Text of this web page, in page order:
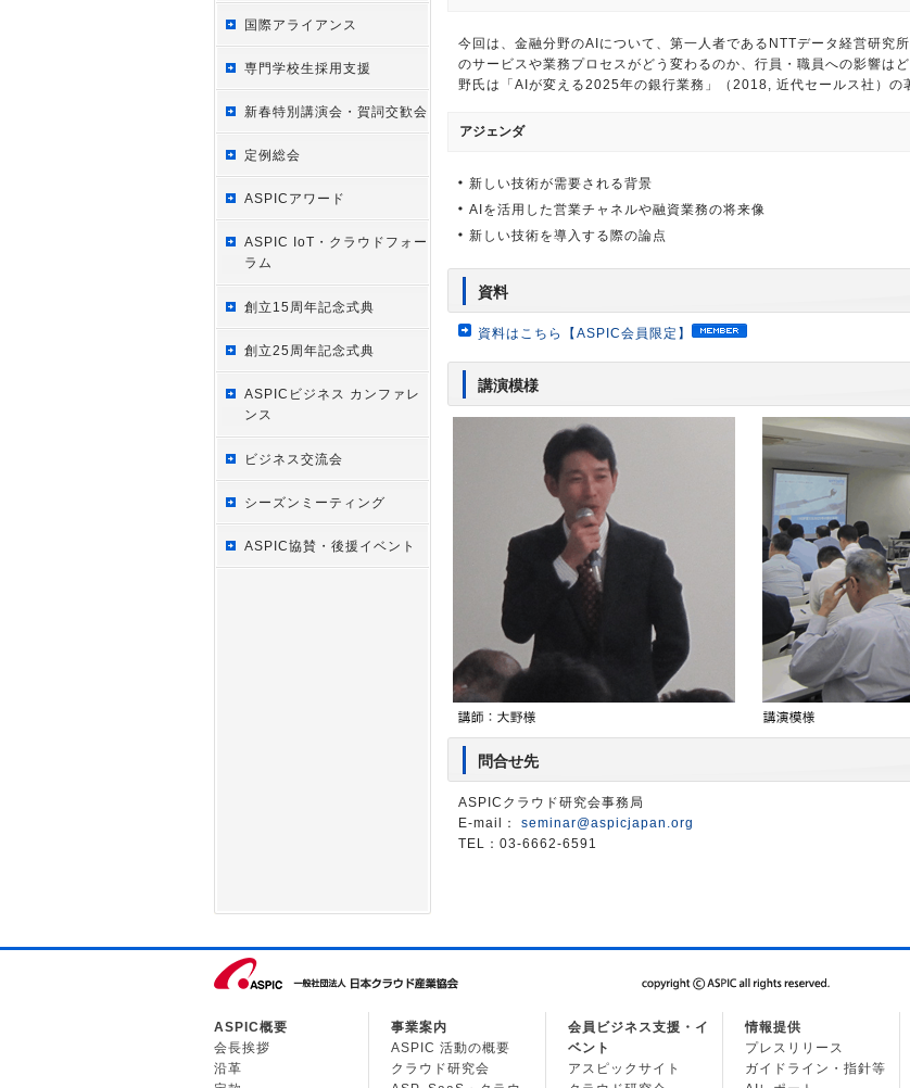
国際アライアンス
専門学校生採用支援
新春特別講演会・賀詞交歓会
定例総会
ASPICアワード
ASPIC IoT・クラウドフォー
ラム
創立15周年記念式典
創立25周年記念式典
ASPICビジネス カンファレ
ンス
ビジネス交流会
シーズンミーティング
ASPIC協賛・後援イベント
今回は、金融分野のAIについて、第一人者であるNTTデータ経営研究
のサービスや業務プロセスがどう変わるのか、行員・職員への影響は
野氏は「AIが変える2025年の銀行業務」（2018, 近代セールス社）の
アジェンダ
新しい技術が需要される背景
AIを活用した営業チャネルや融資業務の将来像
新しい技術を導入する際の論点
資料
資料はこちら【ASPIC会員限定】
講演模様
問合せ先
ASPICクラウド研究会事務局
E-mail： seminar@aspicjapan.org
TEL：03-6662-6591
ASPIC概要
会長挨拶
沿革
事業案内
ASPIC 活動の概要
クラウド研究会
会員ビジネス支援・イ
ベント
アスピックサイト
情報提供
プレスリリース
ガイドライン・指針等